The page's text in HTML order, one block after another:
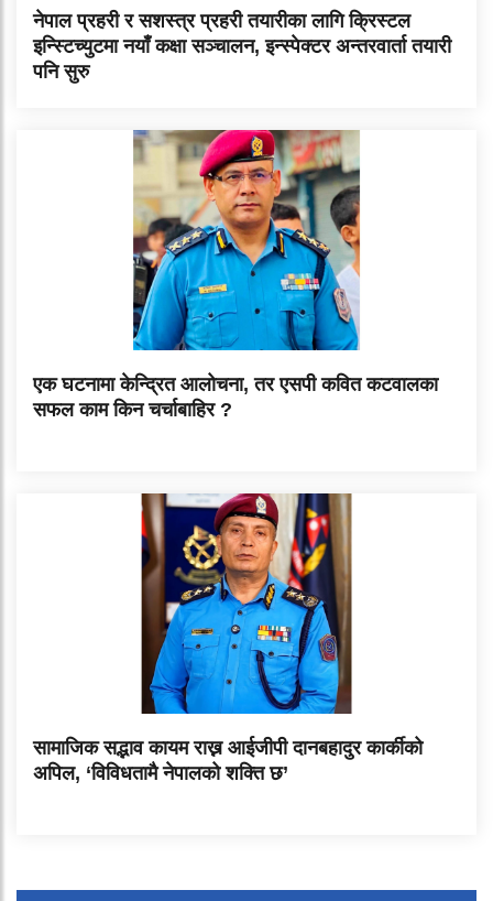
नेपाल प्रहरी र सशस्त्र प्रहरी तयारीका लागि क्रिस्टल
इन्स्टिच्युटमा नयाँ कक्षा सञ्चालन, इन्स्पेक्टर अन्तरवार्ता तयारी
पनि सुरु
एक घटनामा केन्द्रित आलोचना, तर एसपी कवित कटवालका
सफल काम किन चर्चाबाहिर ?
सामाजिक सद्भाव कायम राख्न आईजीपी दानबहादुर कार्कीको
अपिल, ‘विविधतामै नेपालको शक्ति छ’